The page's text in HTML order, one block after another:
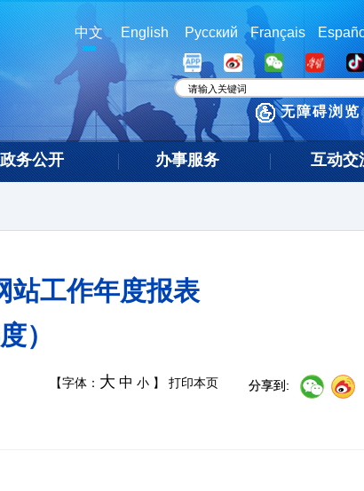
中文 English Русский Français
无障碍浏览
政务公开 办事服务 互动交
站工作年度报表
）
【字体： 大 中 小 】 打印本页 分享到: